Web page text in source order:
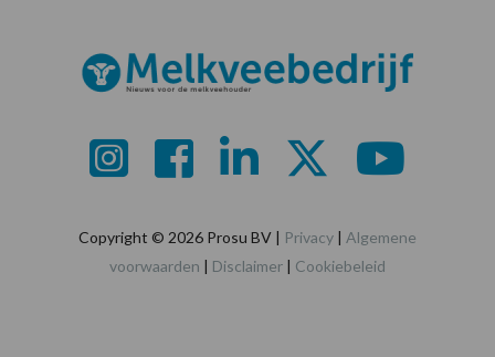
Copyright © 2026 Prosu BV | Privacy | Algemene
voorwaarden | Disclaimer | Cookiebeleid